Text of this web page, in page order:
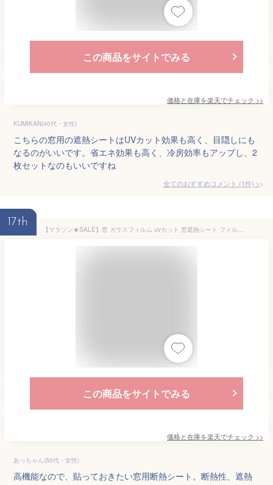
この商品をサイトでみる
価格と在庫を楽天でチェック >>
KUMIKAN(40代・女性)
こちらの窓用の遮熱シートはUVカット効果も高く、目隠しにも
なるのがいいです。省エネ効果も高く、冷房効率もアップし、2
枚セットなのもいいですね
全てのおすすめコメント (1件) >
17th
【マラソン★SALE】窓 ガラスフィルム uvカット 窓遮熱シート フィルム 窓シート 紫外線カット 100％ 断熱フィルム 遮熱シート 電気代 節電 省エネ 紫外線対策 西日対策 UV対策 日除け 目隠し 日よけ 節約 節電 飛散防止フィルム 防犯対策 DIY 貼ってはがせる【yama】
この商品をサイトでみる
価格と在庫を楽天でチェック >>
あっちゃん(50代・女性)
高機能なので、貼っておきたい窓用断熱シート。断熱性、遮熱